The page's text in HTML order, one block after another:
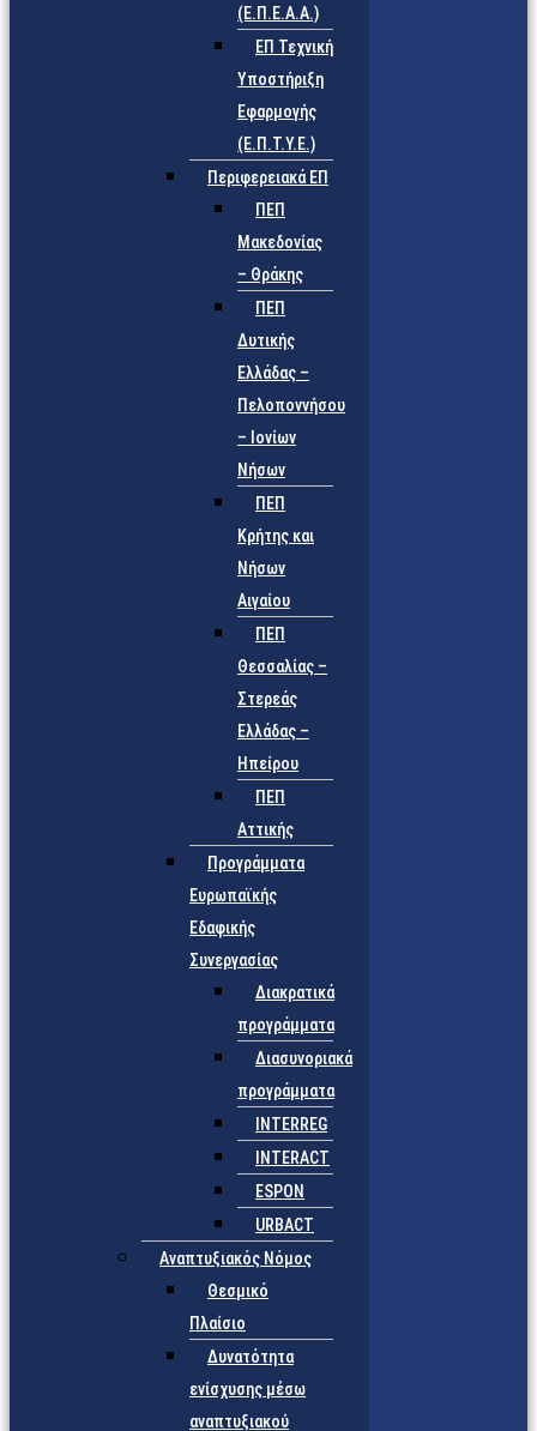
(Ε.Π.Ε.Α.Α.)
ΕΠ Τεχνική
Υποστήριξη
Εφαρμογής
(Ε.Π.Τ.Υ.Ε.)
Περιφερειακά ΕΠ
ΠΕΠ
Μακεδονίας
– Θράκης
ΠΕΠ
Δυτικής
Ελλάδας –
Πελοποννήσου
– Ιονίων
Νήσων
ΠΕΠ
Κρήτης και
Νήσων
Αιγαίου
ΠΕΠ
Θεσσαλίας –
Στερεάς
Ελλάδας –
Ηπείρου
ΠΕΠ
Αττικής
Προγράμματα
Ευρωπαϊκής
Εδαφικής
Συνεργασίας
Διακρατικά
προγράμματα
Διασυνοριακά
προγράμματα
INTERREG
INTERACT
ESPON
URBACT
Αναπτυξιακός Νόμος
Θεσμικό
Πλαίσιο
Δυνατότητα
ενίσχυσης μέσω
αναπτυξιακού